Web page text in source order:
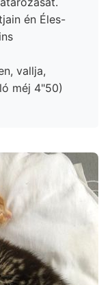
én Éles-
vallja,
méj 4"50)